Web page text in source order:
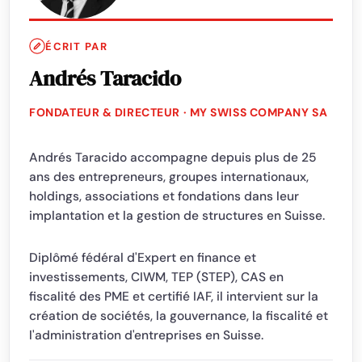
ÉCRIT PAR
Andrés Taracido
FONDATEUR & DIRECTEUR · MY SWISS COMPANY SA
Andrés Taracido accompagne depuis plus de 25
ans des entrepreneurs, groupes internationaux,
holdings, associations et fondations dans leur
implantation et la gestion de structures en Suisse.
Diplômé fédéral d'Expert en finance et
investissements, CIWM, TEP (STEP), CAS en
fiscalité des PME et certifié IAF, il intervient sur la
création de sociétés, la gouvernance, la fiscalité et
l'administration d'entreprises en Suisse.